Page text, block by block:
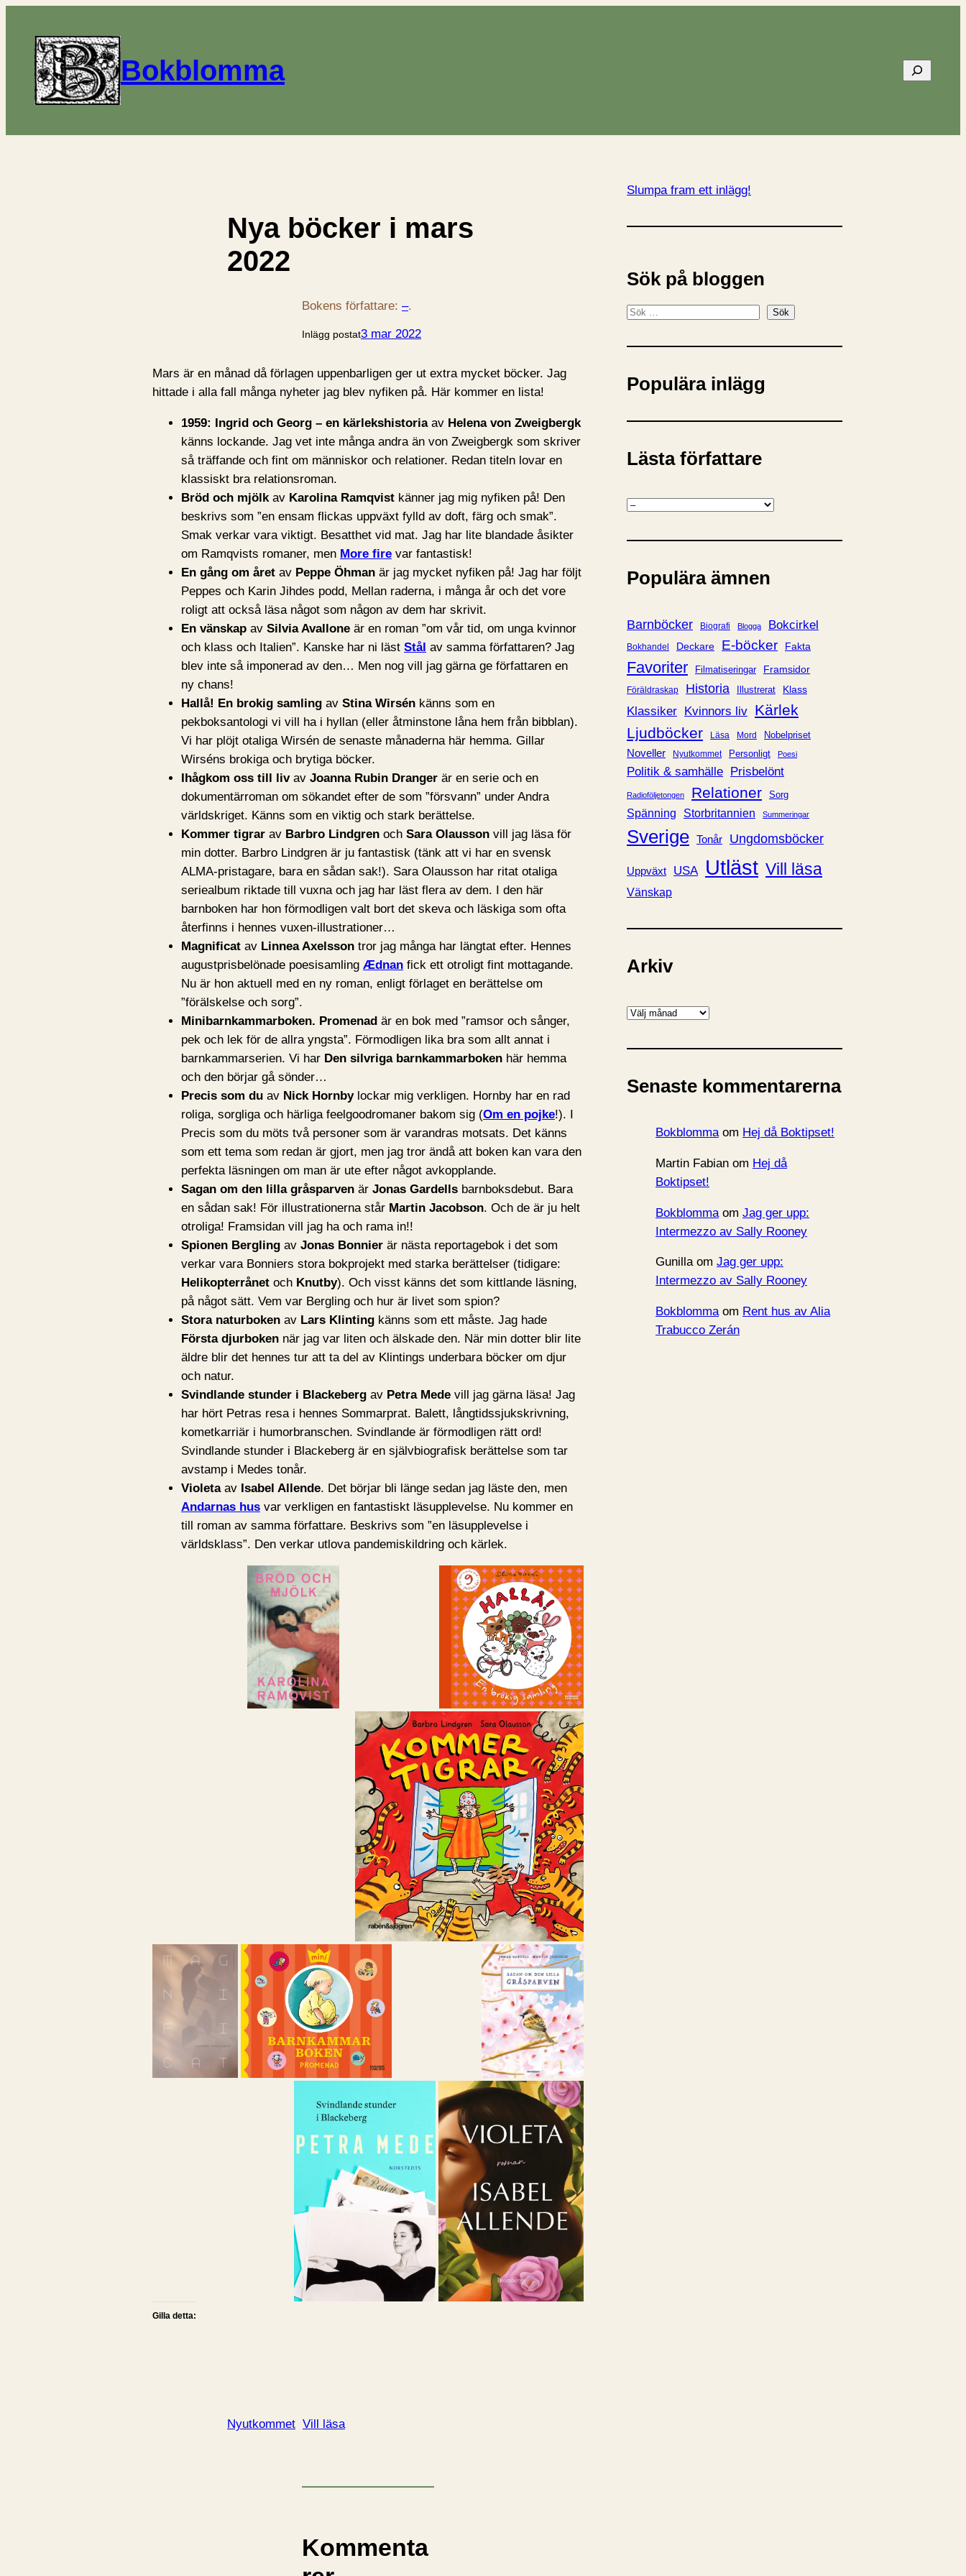
Bokblomma Sök
Nya böcker i mars
2022
Bokens författare: –.
Inlägg postat3 mar 2022
Mars är en månad då förlagen uppenbarligen ger ut extra mycket böcker. Jag
hittade i alla fall många nyheter jag blev nyfiken på. Här kommer en lista!
1959: Ingrid och Georg – en kärlekshistoriaav Helena von Zweigbergk
känns lockande. Jag vet inte många andra än von Zweigbergk som skriver
så träffande och fint om människor och relationer. Redan titeln lovar en
klassiskt bra relationsroman.
Bröd och mjölk av Karolina Ramqvist känner jag mig nyfiken på! Den
beskrivs som ”en ensam flickas uppväxt fylld av doft, färg och smak”.
Smak verkar vara viktigt. Besatthet vid mat. Jag har lite blandade åsikter
om Ramqvists romaner, men More fire var fantastisk!
En gång om året av Peppe Öhman är jag mycket nyfiken på! Jag har följt
Peppes och Karin Jihdes podd, Mellan raderna, i många år och det vore
roligt att också läsa något som någon av dem har skrivit.
En vänskap av Silvia Avallone är en roman ”om vår tid, om unga kvinnor
och klass och Italien”. Kanske har ni läst Stål av samma författaren? Jag
blev inte så imponerad av den… Men nog vill jag gärna ge författaren en
ny chans!
Hallå! En brokig samling av Stina Wirsén känns som en
pekboksantologi vi vill ha i hyllan (eller åtminstone låna hem från bibblan).
Vi har plöjt otaliga Wirsén de senaste månaderna här hemma. Gillar
Wirséns brokiga och brytiga böcker.
Ihågkom oss till liv av Joanna Rubin Dranger är en serie och en
dokumentärroman om sökandet efter de som ”försvann” under Andra
världskriget. Känns som en viktig och stark berättelse.
Kommer tigrar av Barbro Lindgren och Sara Olausson vill jag läsa för
min dotter. Barbro Lindgren är ju fantastisk (tänk att vi har en svensk
ALMA-pristagare, bara en sådan sak!). Sara Olausson har ritat otaliga
seriealbum riktade till vuxna och jag har läst flera av dem. I den här
barnboken har hon förmodligen valt bort det skeva och läskiga som ofta
återfinns i hennes vuxen-illustrationer…
Magnificat av Linnea Axelsson tror jag många har längtat efter. Hennes
augustprisbelönade poesisamling Ædnan fick ett otroligt fint mottagande.
Nu är hon aktuell med en ny roman, enligt förlaget en berättelse om
”förälskelse och sorg”.
Minibarnkammarboken. Promenad är en bok med ”ramsor och sånger,
pek och lek för de allra yngsta”. Förmodligen lika bra som allt annat i
barnkammarserien. Vi har Den silvriga barnkammarboken här hemma
och den börjar gå sönder…
Precis som du av Nick Hornbylockar mig verkligen. Hornby har en rad
roliga, sorgliga och härliga feelgoodromaner bakom sig (Om en pojke!). I
Precis som du möts två personer som är varandras motsats. Det känns
som ett tema som redan är gjort, men jag tror ändå att boken kan vara den
perfekta läsningen om man är ute efter något avkopplande.
Sagan om den lilla gråsparven är Jonas Gardells barnboksdebut. Bara
en sådan sak! För illustrationerna står Martin Jacobson. Och de är ju helt
otroliga! Framsidan vill jag ha och rama in!!
Spionen Bergling av Jonas Bonnier är nästa reportagebok i det som
verkar vara Bonniers stora bokprojekt med starka berättelser (tidigare:
Helikopterrånet och Knutby). Och visst känns det som kittlande läsning,
på något sätt. Vem var Bergling och hur är livet som spion?
Stora naturboken av Lars Klinting känns som ett måste. Jag hade
Första djurboken när jag var liten och älskade den. När min dotter blir lite
äldre blir det hennes tur att ta del av Klintings underbara böcker om djur
och natur.
Svindlande stunder i Blackeberg av Petra Mede vill jag gärna läsa! Jag
har hört Petras resa i hennes Sommarprat. Balett, långtidssjukskrivning,
kometkarriär i humorbranschen. Svindlande är förmodligen rätt ord!
Svindlande stunder i Blackeberg är en självbiografisk berättelse som tar
avstamp i Medes tonår.
Violetaav Isabel Allende. Det börjar bli länge sedan jag läste den, men
Andarnas hus var verkligen en fantastiskt läsupplevelse. Nu kommer en
till roman av samma författare. Beskrivs som ”en läsupplevelse i
världsklass”. Den verkar utlova pandemiskildring och kärlek.
Gilla detta:
Nyutkommet Vill läsa
Kommenta
Slumpa fram ett inlägg!
Sök på bloggen
S
k
Sök
Populära inlägg
Lästa författare
K
t
g
i
e
r
Populära ämnen
Barnböcker Biografi Blogga Bokcirkel
Bokhandel Deckare E-böcker Fakta
Favoriter Filmatiseringar Framsidor
Föräldraskap Historia Illustrerat Klass
Klassiker Kvinnors liv Kärlek
Ljudböcker
Läsa Mord Nobelpriset
Noveller Nyutkommet Personligt Poesi
Politik & samhälle Prisbelönt
Radioföljetongen Relationer Sorg
Spänning Storbritannien Summeringar
Sverige Tonår Ungdomsböcker
Uppväxt USA Utläst Vill läsa
Vänskap
Arkiv
A
k
v
Senaste kommentarerna
Bokblommaom Hej då Boktipset!
Martin Fabian om Hej då
Boktipset!
Bokblomma om Jag ger upp:
Intermezzo av Sally Rooney
Gunillaom Jag ger upp:
Intermezzo av Sally Rooney
Bokblommaom Rent hus av Alia
Trabucco Zerán